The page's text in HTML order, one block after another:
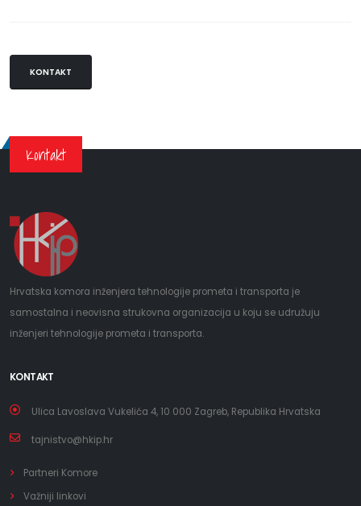
KONTAKT
Kontakt
Hrvatska komora inženjera tehnologije prometa i transporta je
samostalna i neovisna strukovna organizacija u koju se udružuju
inženjeri tehnologije prometa i transporta.
KONTAKT
Ulica Lavoslava Vukelića 4, 10 000 Zagreb, Republika Hrvatska
tajnistvo@hkip.hr
Partneri Komore
Važniji linkovi